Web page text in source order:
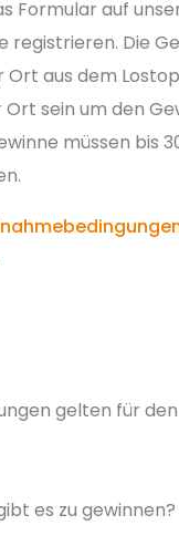
Formular auf
registrieren. Die
Ort aus dem
sein um den
müssen bis
gelten für
es zu gewinnen?